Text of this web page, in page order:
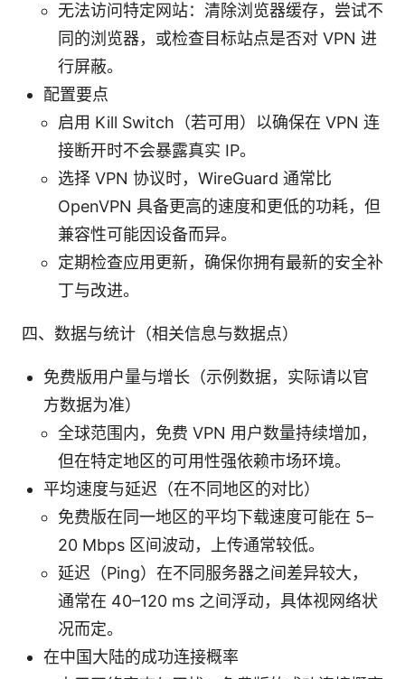
无法访问特定网站：清除浏览器缓存，尝试不
同的浏览器，或检查目标站点是否对 VPN 进
行屏蔽。
配置要点
启用 Kill Switch（若可用）以确保在 VPN 连
接断开时不会暴露真实 IP。
选择 VPN 协议时，WireGuard 通常比
OpenVPN 具备更高的速度和更低的功耗，但
兼容性可能因设备而异。
定期检查应用更新，确保你拥有最新的安全补
丁与改进。
四、数据与统计（相关信息与数据点）
免费版用户量与增长（示例数据，实际请以官
方数据为准）
全球范围内，免费 VPN 用户数量持续增加，
但在特定地区的可用性强依赖市场环境。
平均速度与延迟（在不同地区的对比）
免费版在同一地区的平均下载速度可能在 5–
20 Mbps 区间波动，上传通常较低。
延迟（Ping）在不同服务器之间差异较大，
通常在 40–120 ms 之间浮动，具体视网络状
况而定。
在中国大陆的成功连接概率